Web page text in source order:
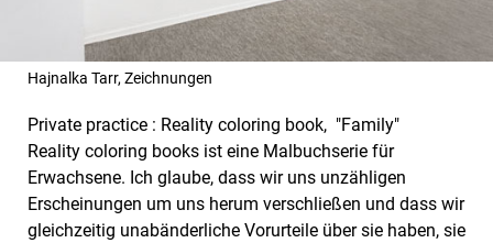
Hajnalka Tarr, Zeichnungen
Private practice : Reality coloring book, "Family"
Reality coloring books ist eine Malbuchserie für
Erwachsene. Ich glaube, dass wir uns unzähligen
Erscheinungen um uns herum verschließen und dass wir
gleichzeitig unabänderliche Vorurteile über sie haben, sie